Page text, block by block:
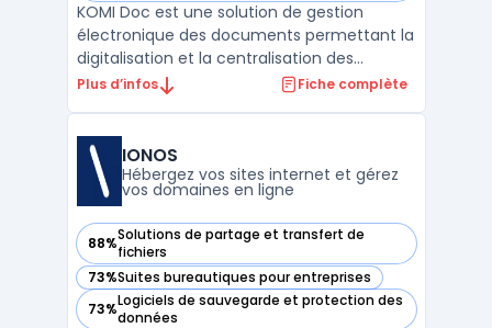
KOMI Doc est une solution de gestion
électronique des documents permettant la
digitalisation et la centralisation des
factures, des documents RH et des flux
aux TPE, PME et grandes entreprises
souhaitant intégrer un d ...
Plus d’infos Fiche complète
IONOS
Hébergez vos sites internet et gérez
vos domaines en ligne
88%Solutions de partage et transfert de
fichiers
— voir IONOS dans cette catégorie
73%Suites bureautiques pour entreprises
— voir IONOS dans cette catégorie
73%Logiciels de sauvegarde et protection des
données
— voir IONOS dans cette catégorie